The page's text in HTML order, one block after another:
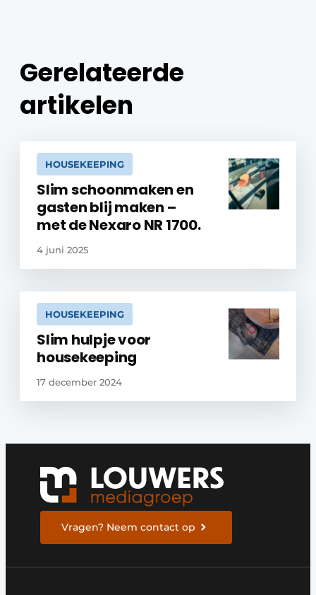
Gerelateerde
artikelen
HOUSEKEEPING
Slim schoonmaken en
gasten blij maken –
met de Nexaro NR 1700.
4 juni 2025
HOUSEKEEPING
Slim hulpje voor
housekeeping
17 december 2024
Vragen? Neem contact op